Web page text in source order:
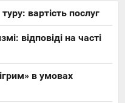
вартість послуг
відповіді на часті
в умовах